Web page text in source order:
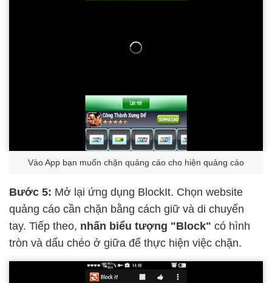
Vào App bạn muốn chặn quảng cáo cho hiện quảng cáo
Bước 5: Mở lại ứng dụng BlockIt. Chọn website
quảng cáo cần chặn bằng cách giữ và di chuyển
tay. Tiếp theo, nhấn biểu tượng "Block" có hình
tròn và dấu chéo ở giữa để thực hiện việc chặn.